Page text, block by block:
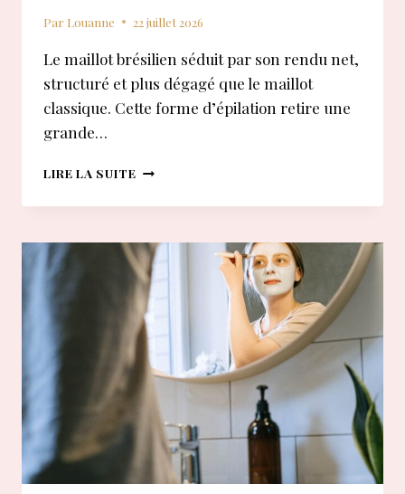
Par Louanne 22 juillet 2026
Le maillot brésilien séduit par son rendu net,
structuré et plus dégagé que le maillot
classique. Cette forme d’épilation retire une
grande…
LIRE LA SUITE COMMENT
SON
MAILLOT
BRÉSILIEN
À
LA
MAISON
?